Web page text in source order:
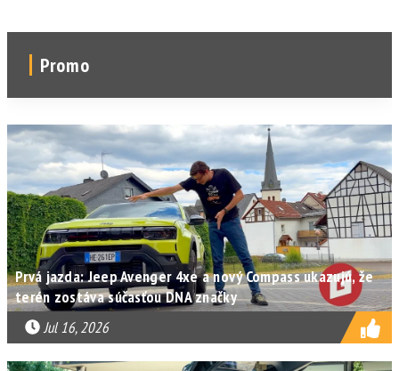
Promo
Prvá jazda: Jeep Avenger 4xe a nový Compass ukazujú, že
terén zostáva súčasťou DNA značky
Jul 16, 2026